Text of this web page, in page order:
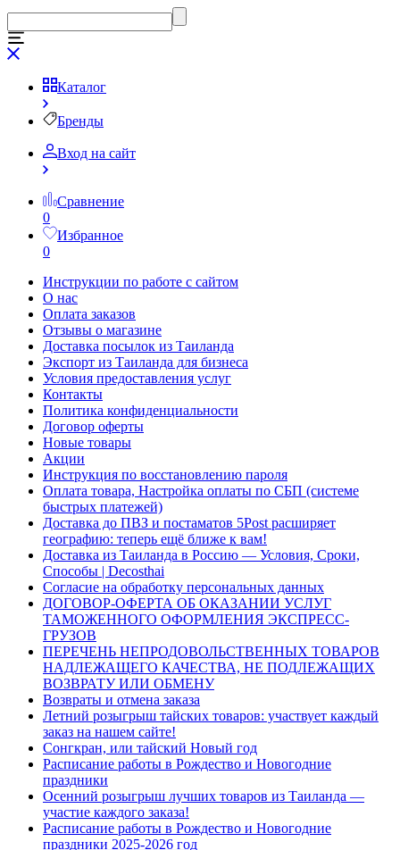
Каталог
Бренды
Вход на сайт
Сравнение
0
Избранное
0
Инструкции по работе с сайтом
О нас
Оплата заказов
Отзывы о магазине
Доставка посылок из Таиланда
Экспорт из Таиланда для бизнеса
Условия предоставления услуг
Контакты
Политика конфиденциальности
Договор оферты
Новые товары
Акции
Инструкция по восстановлению пароля
Оплата товара, Настройка оплаты по СБП (системе
быстрых платежей)
Доставка до ПВЗ и постаматов 5Post расширяет
географию: теперь ещё ближе к вам!
Доставка из Таиланда в Россию — Условия, Сроки,
Способы | Decosthai
Согласие на обработку персональных данных
ДОГОВОР-ОФЕРТА ОБ ОКАЗАНИИ УСЛУГ
ТАМОЖЕННОГО ОФОРМЛЕНИЯ ЭКСПРЕСС-
ГРУЗОВ
ПЕРЕЧЕНЬ НЕПРОДОВОЛЬСТВЕННЫХ ТОВАРОВ
НАДЛЕЖАЩЕГО КАЧЕСТВА, НЕ ПОДЛЕЖАЩИХ
ВОЗВРАТУ ИЛИ ОБМЕНУ
Возвраты и отмена заказа
Летний розыгрыш тайских товаров: участвует каждый
заказ на нашем сайте!
Сонгкран, или тайский Новый год
Расписание работы в Рождество и Новогодние
праздники
Осенний розыгрыш лучших товаров из Таиланда —
участие каждого заказа!
Расписание работы в Рождество и Новогодние
праздники 2025-2026 год